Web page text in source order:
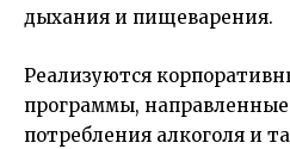
дыхания и пищеварения.
Реализуются
программы,
потребления алкоголя и